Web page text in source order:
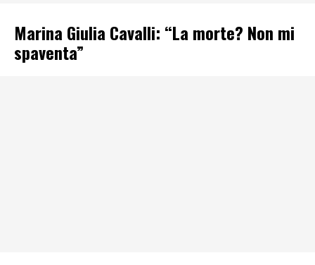
Marina Giulia Cavalli: “La morte? Non mi
spaventa”